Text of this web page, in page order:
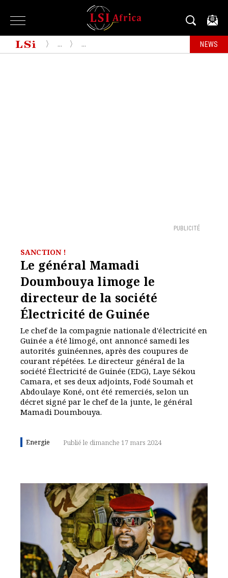
NEWS
PUBLICITÉ
SANCTION !
Le général Mamadi
Doumbouya limoge le
directeur de la société
Électricité de Guinée
Le chef de la compagnie nationale d'électricité en
Guinée a été limogé, ont annoncé samedi les
autorités guinéennes, après des coupures de
courant répétées. Le directeur général de la
société Électricité de Guinée (EDG), Laye Sékou
Camara, et ses deux adjoints, Fodé Soumah et
Abdoulaye Koné, ont été remerciés, selon un
décret signé par le chef de la junte, le général
Mamadi Doumbouya.
Energie Publié le dimanche 17 mars 2024